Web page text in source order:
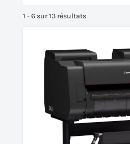
1 - 6 sur 13 résultats